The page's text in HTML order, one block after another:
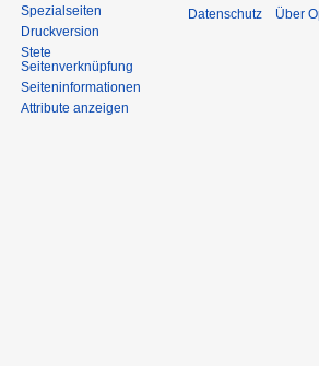
Spezialseiten
Druckversion
Stete
Seitenverknüpfung
Seiten­informationen
Attribute anzeigen
Datenschutz Über